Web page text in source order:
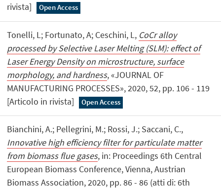
rivista]
Open Access
Tonelli, L; Fortunato, A; Ceschini, L, CoCr alloy
processed by Selective Laser Melting (SLM): effect of
Laser Energy Density on microstructure, surface
morphology, and hardness, «JOURNAL OF
MANUFACTURING PROCESSES», 2020, 52, pp. 106 - 119
[Articolo in rivista]
Open Access
Bianchini, A.; Pellegrini, M.; Rossi, J.; Saccani, C.,
Innovative high efficiency filter for particulate matter
from biomass flue gases, in: Proceedings 6th Central
European Biomass Conference, Vienna, Austrian
Biomass Association, 2020, pp. 86 - 86 (atti di: 6th